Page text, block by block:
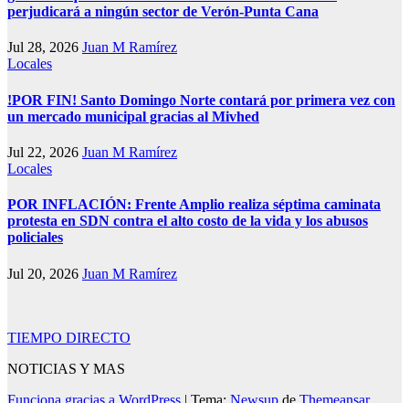
perjudicará a ningún sector de Verón-Punta Cana
Jul 28, 2026 Juan M Ramírez
Locales
!POR FIN! Santo Domingo Norte contará por primera vez con
un mercado municipal gracias al Mivhed
Jul 22, 2026 Juan M Ramírez
Locales
POR INFLACIÓN: Frente Amplio realiza séptima caminata
protesta en SDN contra el alto costo de la vida y los abusos
policiales
Jul 20, 2026 Juan M Ramírez
TIEMPO DIRECTO
NOTICIAS Y MAS
Funciona gracias a WordPress | Tema: Newsup de Themeansar